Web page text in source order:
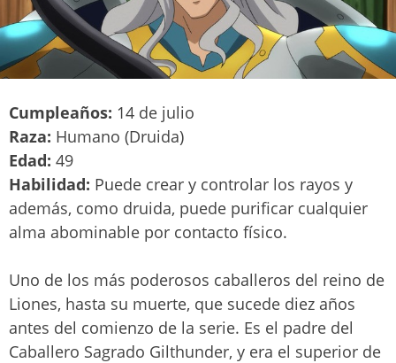
Cumpleaños: 14 de julio
Raza: Humano (Druida)
Edad: 49
Habilidad: Puede crear y controlar los rayos y
además, como druida, puede purificar cualquier
alma abominable por contacto físico.
Uno de los más poderosos caballeros del reino de
Liones, hasta su muerte, que sucede diez años
antes del comienzo de la serie. Es el padre del
Caballero Sagrado Gilthunder, y era el superior de